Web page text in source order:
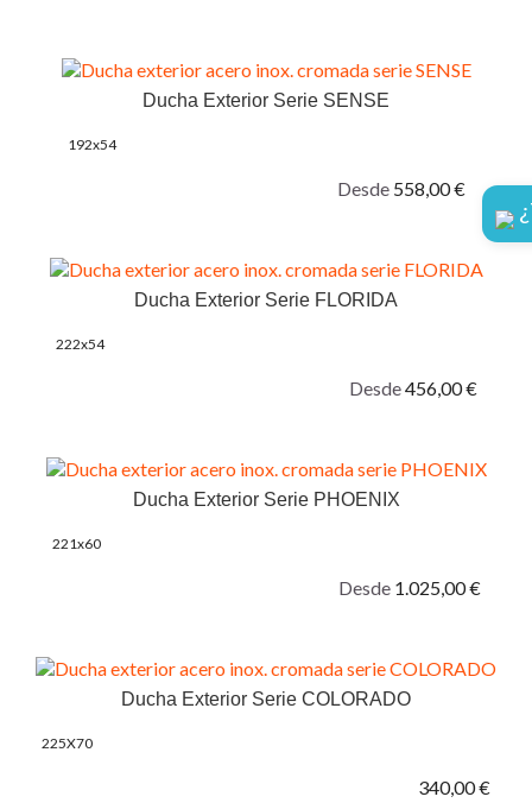
Ducha Exterior Serie SENSE
192x54
Desde 558,00 €
Ducha Exterior Serie FLORIDA
222x54
Desde456,00 €
Ducha Exterior Serie PHOENIX
221x60
Desde 1.025,00 €
Ducha Exterior Serie COLORADO
225X70
340,00 €